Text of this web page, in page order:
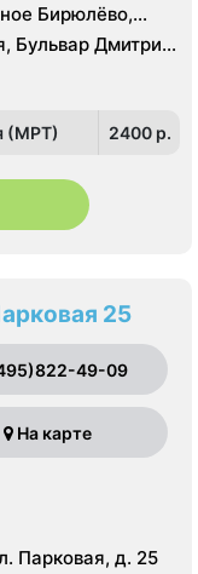
Бирюлёво,
, Южное
Южное Бутово
Бульвар Дмитрия
Аннино ,
Улица
(МРТ) 2400 p.
25
49-09
На карте
Парковая, д. 25